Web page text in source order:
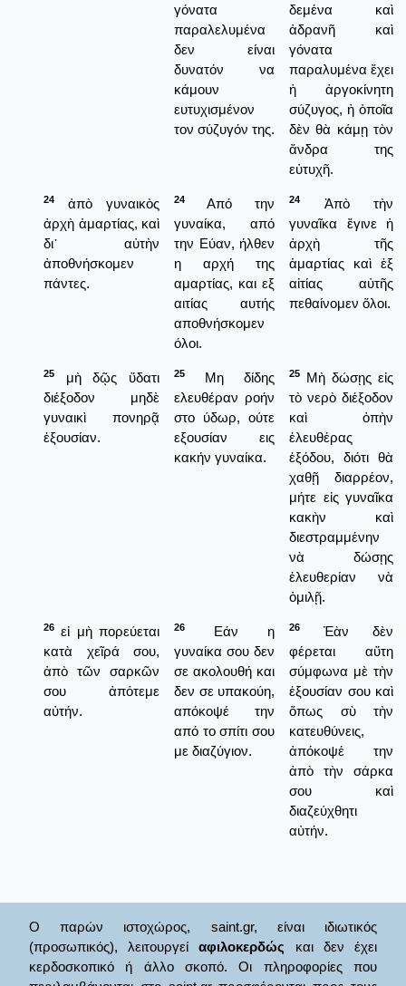
γόνατα
παραλελυμένα
δεν είναι
δυνατόν να
κάμουν
ευτυχισμένον
τον σύζυγόν της.
δεμένα καὶ
ἀδρανῆ καὶ
γόνατα
παραλυμένα ἔχει
ἡ ἀργοκίνητη
σύζυγος, ἡ ὁποῖα
δὲν θὰ κάμῃ τὸν
ἄνδρα της
εὐτυχῆ.
24
ἀπὸ γυναικὸς
ἀρχὴ ἁμαρτίας, καὶ
δι᾿ αὐτὴν
ἀποθνήσκομεν
πάντες.
24
Από την
γυναίκα, από
την Εύαν, ήλθεν
η αρχή της
αμαρτίας, και εξ
αιτίας αυτής
αποθνήσκομεν
όλοι.
24
Ἀπὸ τὴν
γυναῖκα ἔγινε ἡ
ἀρχὴ τῆς
ἁμαρτίας καὶ ἐξ
αἰτίας αὐτῆς
πεθαίνομεν ὅλοι.
25
μὴ δῷς ὕδατι
διέξοδον μηδὲ
γυναικὶ πονηρᾷ
ἐξουσίαν.
25
Μη δίδης
ελευθέραν ροήν
στο ύδωρ, ούτε
εξουσίαν εις
κακήν γυναίκα.
25
Μὴ δώσῃς εἰς
τὸ νερὸ διέξοδον
καὶ ὀπὴν
ἐλευθέρας
ἐξόδου, διότι θὰ
χαθῇ διαρρέον,
μήτε εἰς γυναῖκα
κακὴν καὶ
διεστραμμένην
νὰ δώσῃς
ἐλευθερίαν νὰ
ὁμιλῇ.
26 εἰ μὴ πορεύεται
κατὰ χεῖρά σου,
ἀπὸ τῶν σαρκῶν
σου ἀπότεμε
αὐτήν.
26
Εάν η
γυναίκα σου δεν
σε ακολουθή και
δεν σε υπακούη,
απόκοψέ την
από το σπίτι σου
με διαζύγιον.
26
Ἐὰν δὲν
φέρεται αὕτη
σύμφωνα μὲ τὴν
ἐξουσίαν σου καὶ
ὅπως σὺ τὴν
κατευθύνεις,
ἀπόκοψέ την
ἀπὸ τὴν σάρκα
σου καὶ
διαζεύχθητι
αὐτήν.
Ο παρών ιστοχώρος, saint.gr, είναι ιδιωτικός
(προσωπικός), λειτουργείαφιλοκερδώς και δεν έχει
κερδοσκοπικό ή άλλο σκοπό. Οι πληροφορίες που